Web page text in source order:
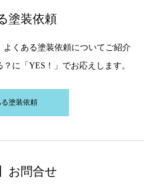
塗装依頼
くある塗装依頼についてご紹介
に「YES！」でお応えします。
塗装依頼
お問合せ